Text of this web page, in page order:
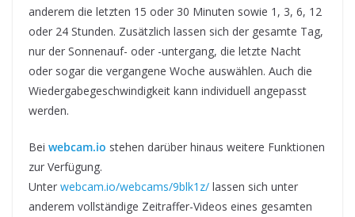
anderem die letzten 15 oder 30 Minuten sowie 1, 3, 6, 12
oder 24 Stunden. Zusätzlich lassen sich der gesamte Tag,
nur der Sonnenauf- oder -untergang, die letzte Nacht
oder sogar die vergangene Woche auswählen. Auch die
Wiedergabegeschwindigkeit kann individuell angepasst
werden.
Bei webcam.io stehen darüber hinaus weitere Funktionen
zur Verfügung.
Unter webcam.io/webcams/9blk1z/ lassen sich unter
anderem vollständige Zeitraffer-Videos eines gesamten